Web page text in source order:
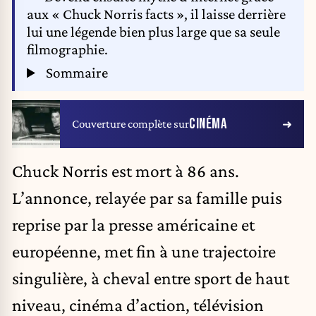
aux « Chuck Norris facts », il laisse derrière
lui une légende bien plus large que sa seule
filmographie.
Sommaire
Couverture complète surCINÉMA
Chuck Norris est mort à 86 ans.
L’annonce, relayée par sa famille puis
reprise par la presse américaine et
européenne, met fin à une trajectoire
singulière, à cheval entre sport de haut
niveau, cinéma d’action, télévision